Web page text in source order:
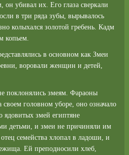
он убивал их. Его глаза сверкали
в три ряда зубы, вырывалось
колыхался золотой гребень. Кадм
копьем.
в основном как Змеи
воровали женщин и детей,
поклонялись змеям. Фараоны
головном уборе, оно означало
ядовитых змей египтяне
детьми, и змеи не причиняли им
семейства хлопал в ладоши, и
Ей преподносили хлеб,